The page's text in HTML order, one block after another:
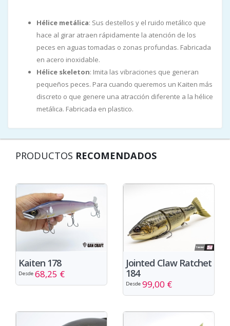
Hélice metálica: Sus destellos y el ruido metálico que
hace al girar atraen rápidamente la atención de los
peces en aguas tomadas o zonas profundas. Fabricada
en acero inoxidable.
Hélice skeleton: Imita las vibraciones que generan
pequeños peces. Para cuando queremos un Kaiten más
discreto o que genere una atracción diferente a la hélice
metálica. Fabricada en plastico.
PRODUCTOS RECOMENDADOS
Kaiten 178
Desde 68,25 €
Jointed Claw Ratchet
184
Desde 99,00 €